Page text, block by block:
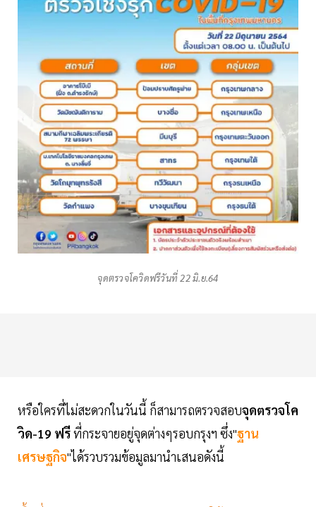
จุดตรวจโควิดฟรีวันที่ 22 มิ.ย.64
หรือใครที่ไม่สะดวกในวันนี้ ก็สามารถตรวจสอบจุดตรวจโค
วิด-19 ฟรีที่กระจายอยู่จุดต่างๆรอบกรุงฯ ซึ่ง"ฐาน
เศรษฐกิจ"ได้รวบรวมข้อมูลมานำเสนอดังนี้